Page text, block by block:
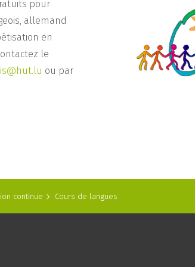
pour
allemand
en
le
ou par
continue Cours de langues